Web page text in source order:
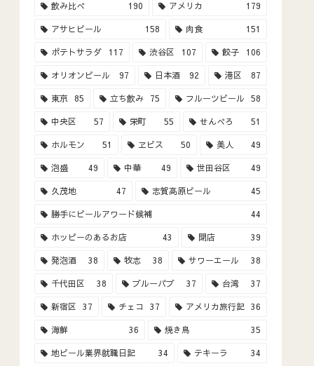
飲み比べ 190 アメリカ 179
アサヒビール 158 肉食 151
ポテトサラダ 117 渋谷区 107 餃子 106
オリオンビール 97 日本酒 92 港区 87
東京 85 立ち飲み 75 フルーツビール 58
中央区 57 栄町 55 せんべろ 51
ホルモン 51 ヱビス 50 美人 49
泡盛 49 中華 49 世田谷区 49
久茂地 47 志賀高原ビール 45
勝手にビールアワード候補 44
ホッピーのあるお店 43 閉店 39
発泡酒 38 牧志 38 サワーエール 38
千代田区 38 ブルーパブ 37 台湾 37
新宿区 37 チェコ 37 アメリカ旅行記 36
海鮮 36 焼き鳥 35
地ビール業界就職日記 34 テキーラ 34